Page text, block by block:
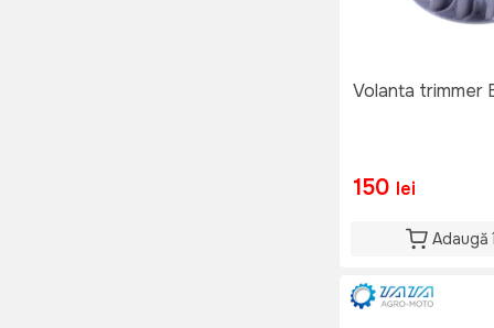
Volanta trimmer
150 lei
Adaugă